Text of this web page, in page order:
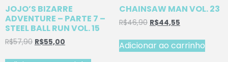
JOJO’S BIZARRE
ADVENTURE – PARTE 7 –
STEEL BALL RUN VOL. 15
R$57,90 R$55,00
CHAINSAW MAN VOL. 23
R$46,90 R$44,55
Adicionar ao carrinho